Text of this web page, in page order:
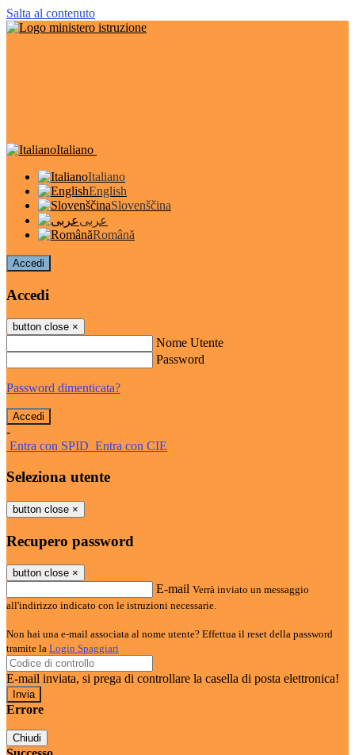
Salta al contenuto
Italiano
Italiano
English
Slovenščina
عربى
Română
Accedi
Accedi
button close ×
Nome Utente
Password
Password dimenticata?
-
Entra con SPID Entra con CIE
Seleziona utente
button close ×
Recupero password
button close ×
E-mail Verrà inviato un messaggio
all'indirizzo indicato con le istruzioni necessarie.
Non hai una e-mail associata al nome utente? Effettua il reset della password
tramite la Login Spaggiari
E-mail inviata, si prega di controllare la casella di posta elettronica!
Errore
Chiudi